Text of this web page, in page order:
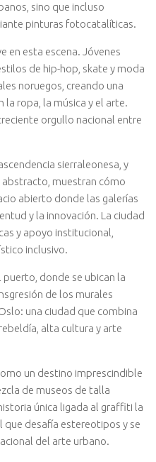
sino que incluso
pinturas fotocatalíticas.
en esta escena. Jóvenes
de hip-hop, skate y moda
noruegos, creando una
la ropa, la música y el arte.
orgullo nacional entre
sierraleonesa, y
abstracto, muestran cómo
abierto donde las galerías
y la innovación. La ciudad
y apoyo institucional,
inclusivo.
donde se ubican la
de los murales
una ciudad que combina
alta cultura y arte
un destino imprescindible
de museos de talla
única ligada al graffiti la
que desafía estereotipos y se
del arte urbano.